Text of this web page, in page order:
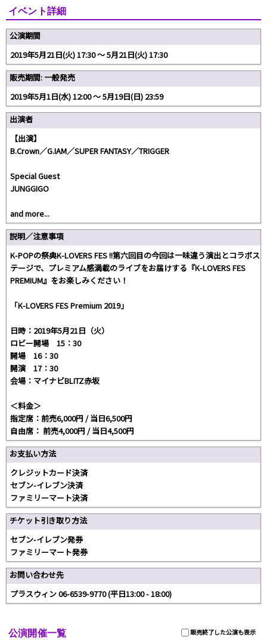
イベント詳細
公演期間
2019年5月21日(火) 17:30 〜 5月21日(火) 17:30
販売期間: 一般発売
2019年5月1日(水) 12:00 〜 5月19日(日) 23:59
出演者
【出演】
B.Crown／G.IAM／SUPER FANTASY／TRIGGER
Special Guest
JUNGGIGO
and more...
説明／注意事項
K-POPの祭典K-LOVERS FES !!第六回目の今回は一味違う演出とコラボス
テージで、プレミアム感満載のライブをお届けする『K-LOVERS FES
PREMIUM』をお楽しみください！
「K-LOVERS FES Premium 2019」
日時：2019年5月21日（火）
ロビー開場 15：30
開場 16：30
開演 17：30
会場：マイナビBLITZ赤坂
＜料金＞
指定席：前売6,000円 / 当日6,500円
自由席： 前売4,000円 / 当日4,500円
お支払い方法
クレジットカード決済
セブン-イレブン決済
ファミリーマート決済
チケット引き取り方法
セブン-イレブン発券
ファミリーマート発券
お問い合わせ先
プラスウィン 06-6539-9770 (平日13:00 - 18:00)
販売終了した公演も表示
公演開催一覧